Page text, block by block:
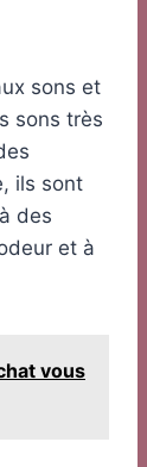
sons et
sons très
ils sont
des
et à
vous